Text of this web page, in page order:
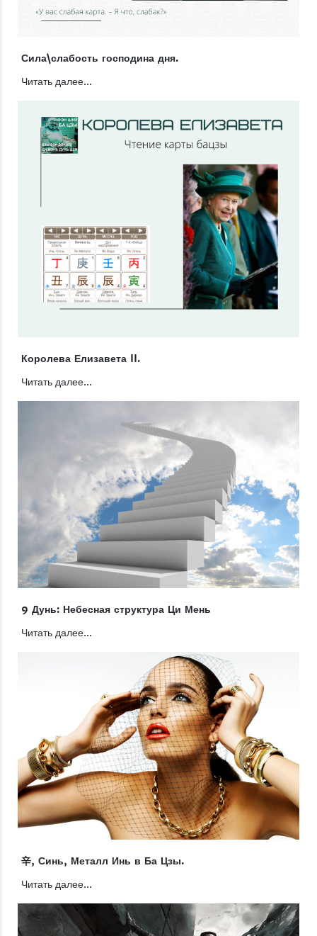
Сила\слабость господина дня.
Читать далее...
Королева Елизавета II.
Читать далее...
9 Дунь: Небесная структура Ци Мень
Читать далее...
辛, Синь, Металл Инь в Ба Цзы.
Читать далее...